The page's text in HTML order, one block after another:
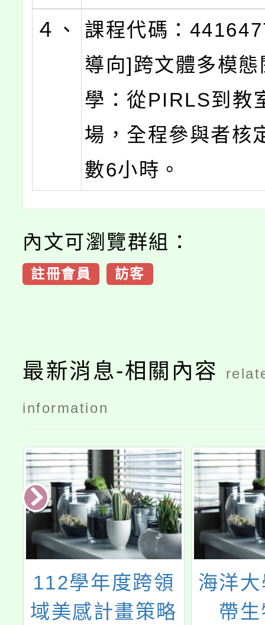
４、
課程代碼：
導向]跨文體多模態
學：從PIRLS到教
場，全程參與者核
數6小時。
內文可瀏覽群組：
註冊會員 訪客
最新消息-相關內容
information
112學年度跨領
域美感計畫策略
海洋
帶